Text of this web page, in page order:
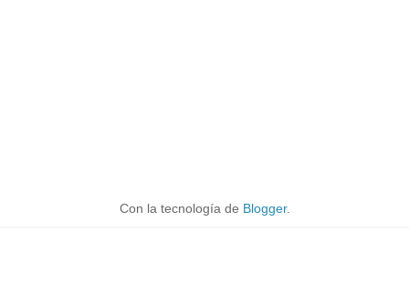
Con la tecnología de Blogger.